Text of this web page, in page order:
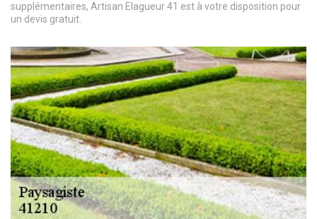
supplémentaires, Artisan Elagueur 41 est à votre disposition pour
un devis gratuit.